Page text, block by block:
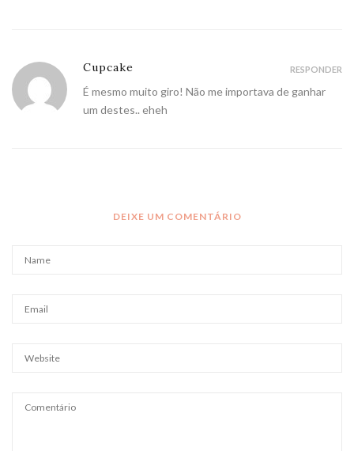
Cupcake
É mesmo muito giro! Não me importava de ganhar
um destes.. eheh
RESPONDER
DEIXE UM COMENTÁRIO